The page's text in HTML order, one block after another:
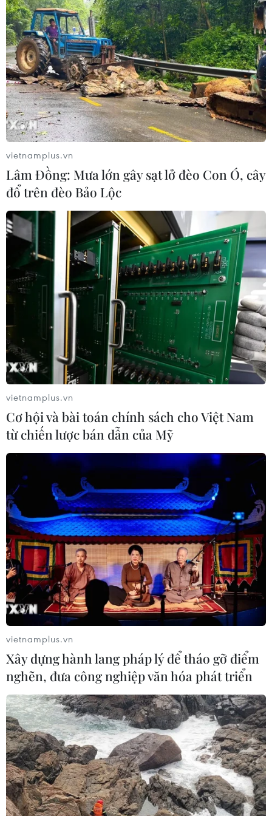
TIN CÙNG CHUYÊN MỤC
Cơ hội và bài toán chính sách cho
Việt Nam từ chiến lược bán dẫn của
Mỹ
09/08/2026 12:57
vietnamplus.vn
Lâm Đồng: Mưa lớn gây sạt lở đèo Con Ó, cây
đổ trên đèo Bảo Lộc
vietnamplus.vn
Cơ hội và bài toán chính sách cho Việt Nam
từ chiến lược bán dẫn của Mỹ
vietnamplus.vn
Xây dựng hành lang pháp lý để tháo gỡ điểm
nghẽn, đưa công nghiệp văn hóa phát triển